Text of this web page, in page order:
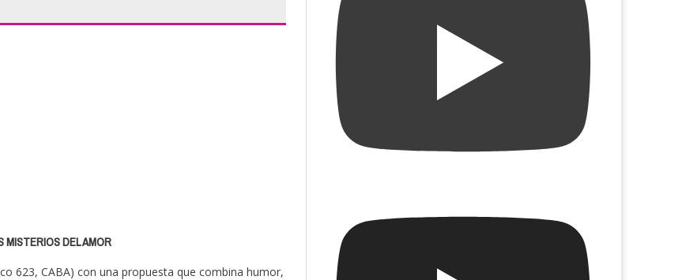
MISTERIOS DEL AMOR
623, CABA) con una propuesta que combina humor,